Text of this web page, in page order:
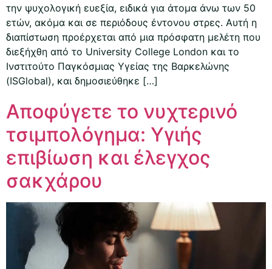
την ψυχολογική ευεξία, ειδικά για άτομα άνω των 50
ετών, ακόμα και σε περιόδους έντονου στρες. Αυτή η
διαπίστωση προέρχεται από μια πρόσφατη μελέτη που
διεξήχθη από το University College London και το
Ινστιτούτο Παγκόσμιας Υγείας της Βαρκελώνης
(ISGlobal), και δημοσιεύθηκε […]
Αποφύγετε το νυχτερινό
τσιμπολόγημα: Υγιής
επιβίωση και έλεγχος
σακχάρου